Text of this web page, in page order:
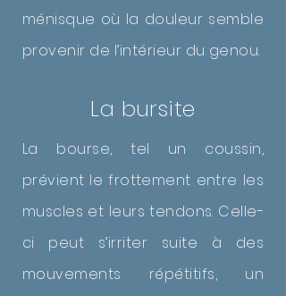
ménisque où la douleur semble
provenir de l’intérieur du genou.
La bursite
La bourse, tel un coussin,
prévient le frottement entre les
muscles et leurs tendons. Celle-
ci peut s’irriter suite à des
mouvements répétitifs, un